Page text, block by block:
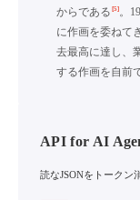
からである [5]。
に作画を委ねて
去最高に達し、
する作画を自前
API for AI
読なJSONをトークン